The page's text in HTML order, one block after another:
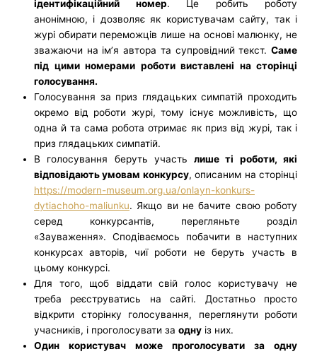
ідентифікаційний номер. Це робить роботу
анонімною, і дозволяє як користувачам сайту, так і
журі обирати переможців лише на основі малюнку, не
зважаючи на ім’я автора та супровідний текст. Саме
під цими номерами роботи виставлені на сторінці
голосування.
Голосування за приз глядацьких симпатій проходить
окремо від роботи журі, тому існує можливість, що
одна й та сама робота отримає як приз від журі, так і
приз глядацьких симпатій.
В голосування беруть участьлише ті роботи, які
відповідають умовам конкурсу, описаним на сторінці
https://modern-museum.org.ua/onlayn-konkurs-
dytiachoho-maliunku. Якщо ви не бачите свою роботу
серед конкурсантів, перегляньте розділ
«Зауваження». Сподіваємось побачити в наступних
конкурсах авторів, чиї роботи не беруть участь в
цьому конкурсі.
Для того, щоб віддати свій голос користувачу не
треба реєструватись на сайті. Достатньо просто
відкрити сторінку голосування, переглянути роботи
учасників, і проголосувати за одну із них.
Один користувач може проголосувати за одну